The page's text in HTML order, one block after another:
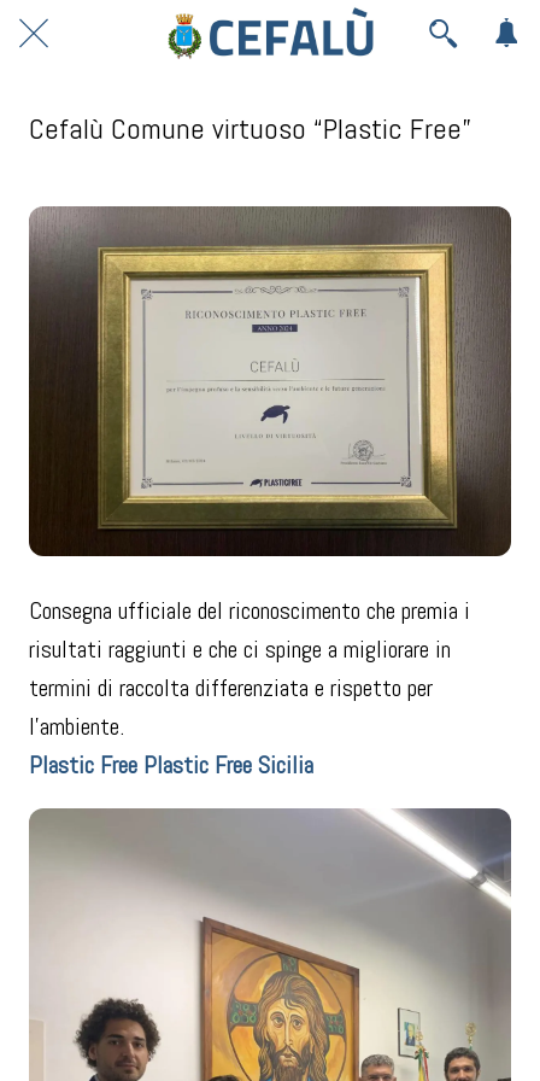
Cefalù Comune virtuoso “Plastic Free”
Consegna ufficiale del riconoscimento che premia i
risultati raggiunti e che ci spinge a migliorare in
termini di raccolta differenziata e rispetto per
l’ambiente.
Plastic Free Plastic Free Sicilia